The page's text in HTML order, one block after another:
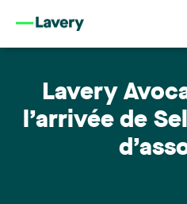
Lavery
l’arrivée de